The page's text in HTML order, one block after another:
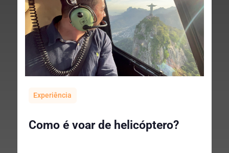
Experiência
Como é voar de helicóptero?